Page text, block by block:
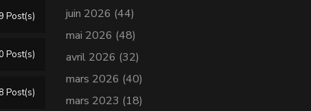
Post(s)
Post(s)
Post(s)
juin 2026 (44)
mai 2026 (48)
avril 2026 (32)
mars 2026 (40)
mars 2023 (18)